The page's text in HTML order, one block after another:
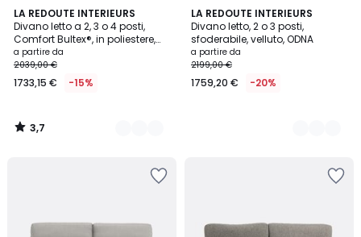
LA REDOUTE INTERIEURS
Divano letto a 2, 3 o 4 posti,
Comfort Bultex®, in poliestere,
TIMOR
a partire da
2039,00 €
1733,15 € -15%
3,7
/ 5
3
Colori
3,7
/
LA REDOUTE INTERIEURS
Divano letto, 2 o 3 posti,
sfoderabile, velluto, ODNA
a partire da
2199,00 €
1759,20 € -20%
3
Colori